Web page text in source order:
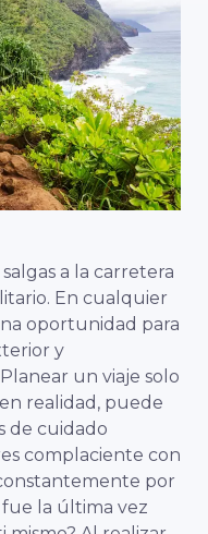
a la carretera
En cualquier
oportunidad para
y
un viaje solo
realidad, puede
de cuidado
complaciente con
por
fue la última vez